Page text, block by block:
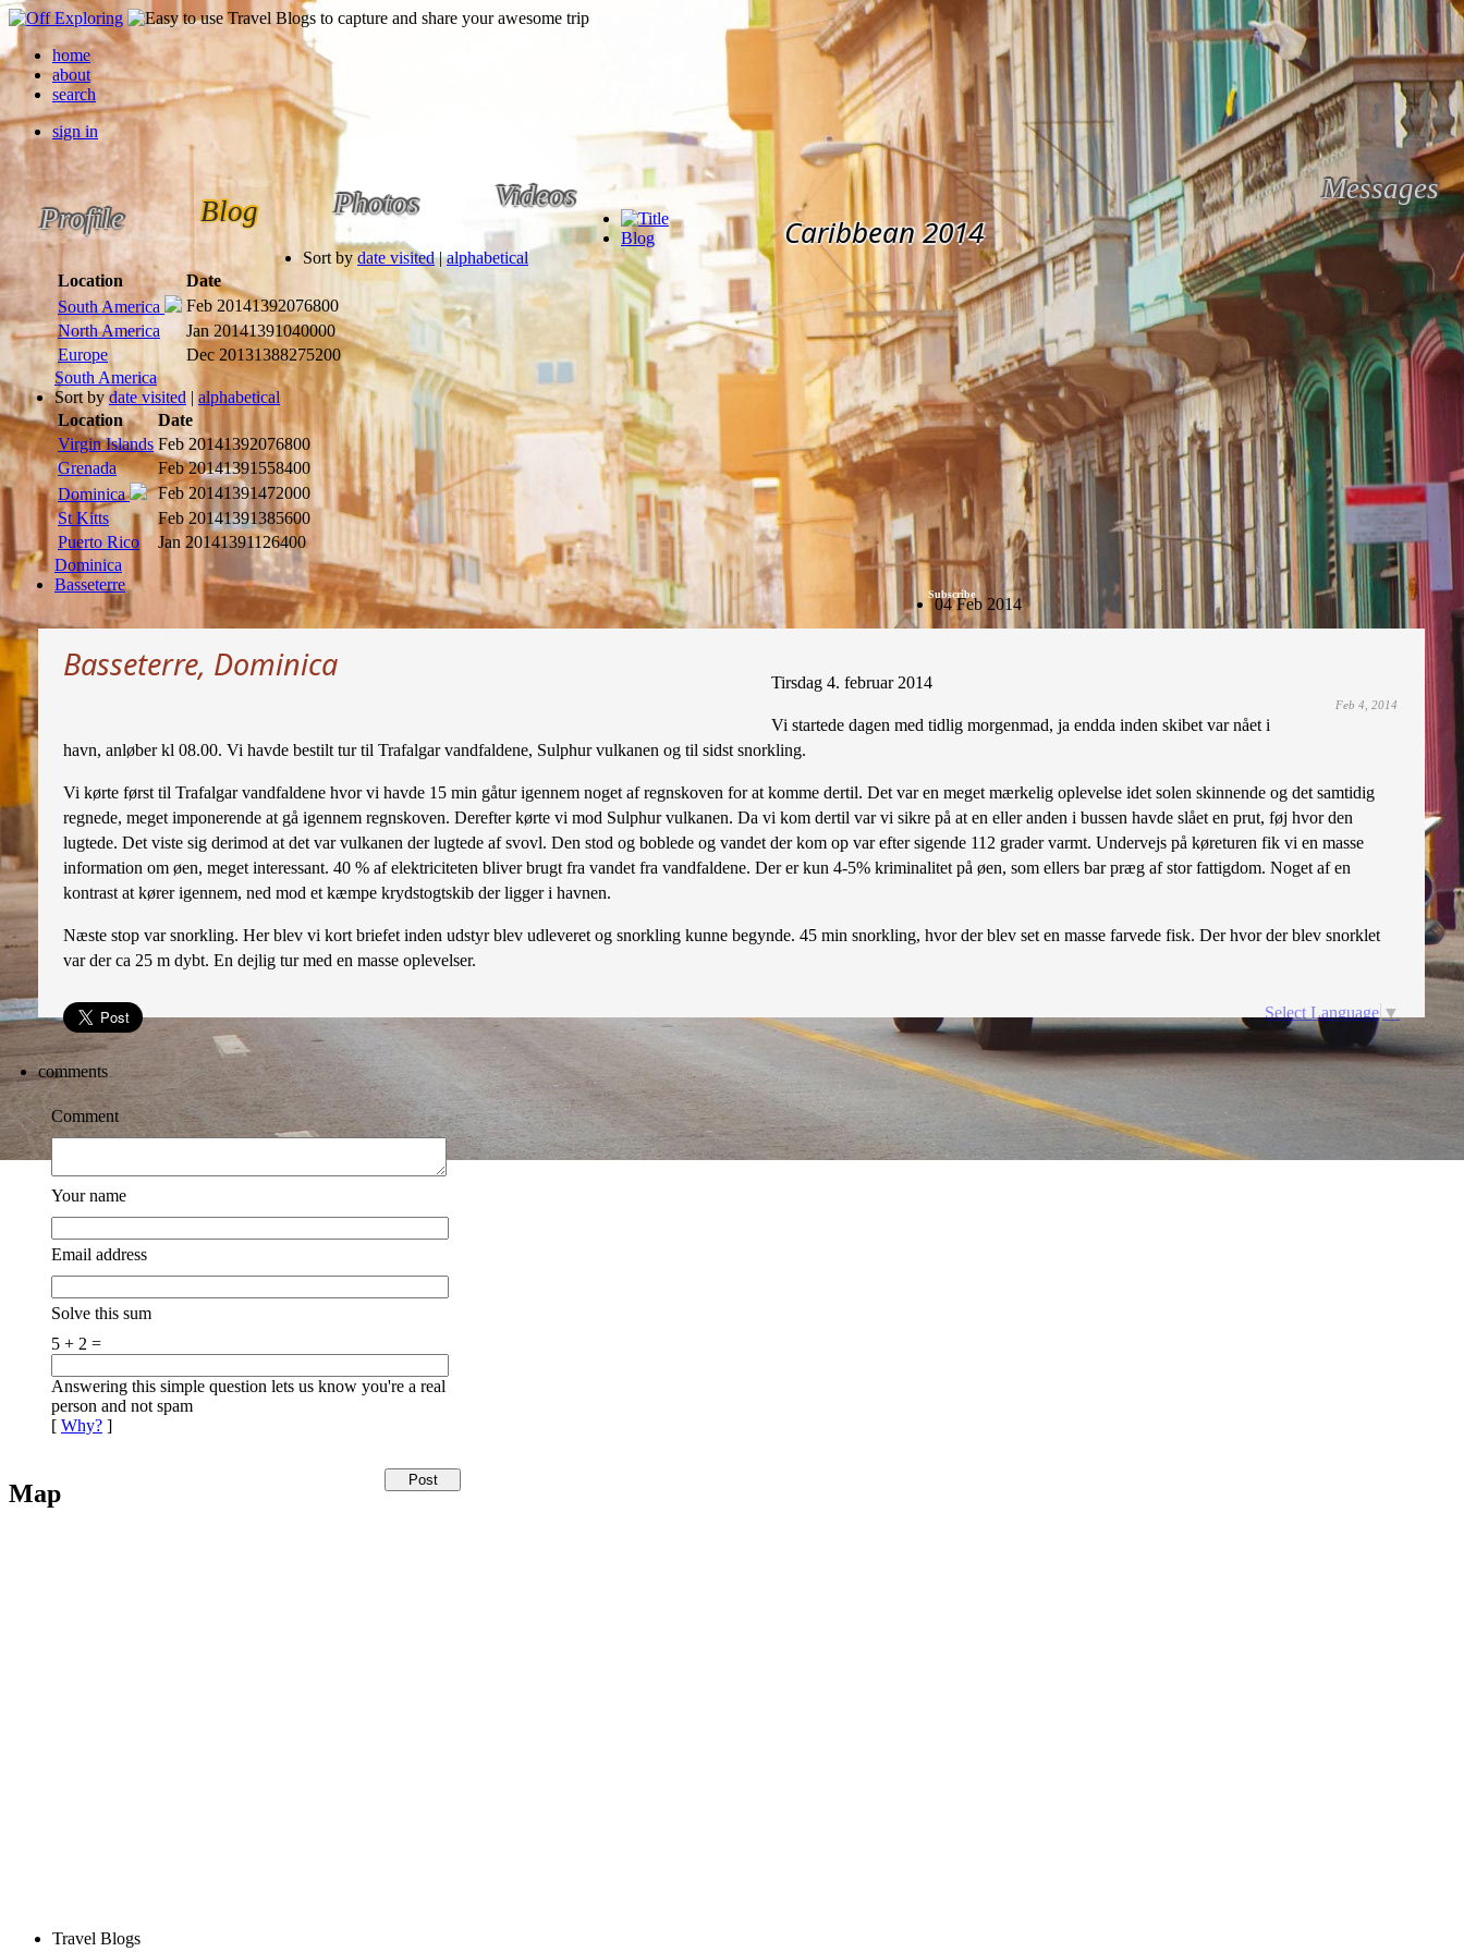
home
about
search
sign in
Profile Blog Photos Videos Messages
Subscribe
Caribbean 2014
Blog
Sort bydate visited | alphabetical
Location
Date
South America
Feb 20141392076800
North America
Jan 20141391040000
Europe
Dec 20131388275200
South America
Sort bydate visited | alphabetical
Location
Date
Virgin Islands Feb 20141392076800
Grenada
Feb 20141391558400
Dominica
Feb 20141391472000
St Kitts
Feb 20141391385600
Puerto Rico
Jan 20141391126400
Dominica
Basseterre
04 Feb 2014
Basseterre, Dominica
Feb 4, 2014
Tirsdag 4. februar 2014
Vi startede dagen med tidlig morgenmad, ja endda inden skibet var nået i
havn, anløber kl 08.00. Vi havde bestilt tur til Trafalgar vandfaldene, Sulphur vulkanen og til sidst snorkling.
Vi kørte først til Trafalgar vandfaldene hvor vi havde 15 min gåtur igennem noget af regnskoven for at komme dertil. Det var en meget mærkelig oplevelse idet solen skinnende og det samtidig
regnede, meget imponerende at gå igennem regnskoven. Derefter kørte vi mod Sulphur vulkanen. Da vi kom dertil var vi sikre på at en eller anden i bussen havde slået en prut, føj hvor den
lugtede. Det viste sig derimod at det var vulkanen der lugtede af svovl. Den stod og boblede og vandet der kom op var efter sigende 112 grader varmt. Undervejs på køreturen fik vi en masse
information om øen, meget interessant. 40 % af elektriciteten bliver brugt fra vandet fra vandfaldene. Der er kun 4-5% kriminalitet på øen, som ellers bar præg af stor fattigdom. Noget af en
kontrast at kører igennem, ned mod et kæmpe krydstogtskib der ligger i havnen.
Næste stop var snorkling. Her blev vi kort briefet inden udstyr blev udleveret og snorkling kunne begynde. 45 min snorkling, hvor der blev set en masse farvede fisk. Der hvor der blev snorklet
var der ca 25 m dybt. En dejlig tur med en masse oplevelser.
Select Language ▼
comments
Comment
Your name
Email address
Solve this sum
5 + 2 =
Answering this simple question lets us know you're a real
person and not spam
[ Why? ]
Map
Travel Blogs